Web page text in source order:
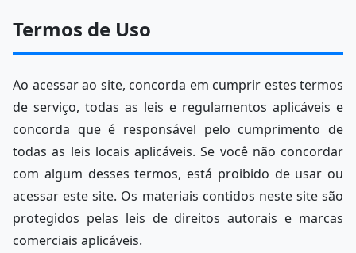
Termos de Uso
Ao acessar ao site, concorda em cumprir estes termos
de serviço, todas as leis e regulamentos aplicáveis e
concorda que é responsável pelo cumprimento de
todas as leis locais aplicáveis. Se você não concordar
com algum desses termos, está proibido de usar ou
acessar este site. Os materiais contidos neste site são
protegidos pelas leis de direitos autorais e marcas
comerciais aplicáveis.